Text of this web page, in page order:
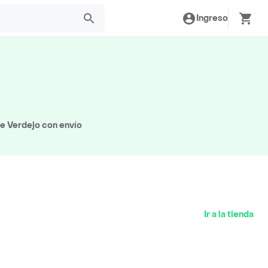
Ingreso
Verdejo con envío
Ir a la tienda